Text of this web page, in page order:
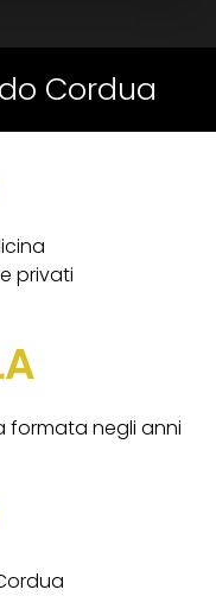
Cordua
privati
formata negli anni